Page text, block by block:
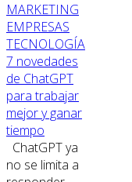
MARKETING
EMPRESAS
TECNOLOGÍA
7 novedades
de ChatGPT
para trabajar
mejor y ganar
tiempo
ChatGPT ya
no se limita a